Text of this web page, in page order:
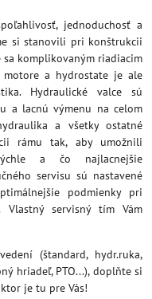
jednoduchosť a
si stanovili pri konštrukcii
sa komplikovaným riadiacim
motore a hydrostate je ale
Hydraulické valce sú
a lacnú výmenu na celom
a všetky ostatné
rámu tak, aby umožnili
a čo najlacnejšie
servisu sú nastavené
podmienky pri
Vlastný servisný tím Vám
(štandard, hydr.ruka,
hriadeľ, PTO...), doplňte si
je tu pre Vás!